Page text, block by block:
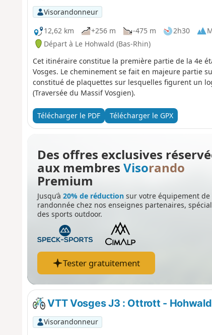
Visorandonneur
12,62 km
+256 m -475 m 2h30
Départ à Le Hohwald (Bas-Rhin)
Cet itinéraire constitue la première partie de la 4e
Vosges. Le cheminement se fait en majeure partie
constitué de plaquettes sur lesquelles figurent un
(Traversée du Massif Vosgien).
Télécharger le PDF Télécharger le GPX
Des offres exclusives
aux membres Visorando
Premium
Jusqu’à 20% de réductionsur votre équipement de
randonnée chez nos enseignes partenaires,
des sports outdoor.
Tester gratuitement
VTT Vosges J3 : Ottrott -
Visorandonneur